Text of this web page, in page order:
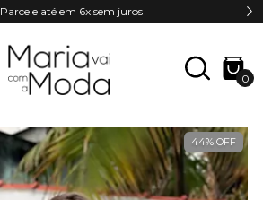
Parcele até em 6x sem juros
0
44% OFF